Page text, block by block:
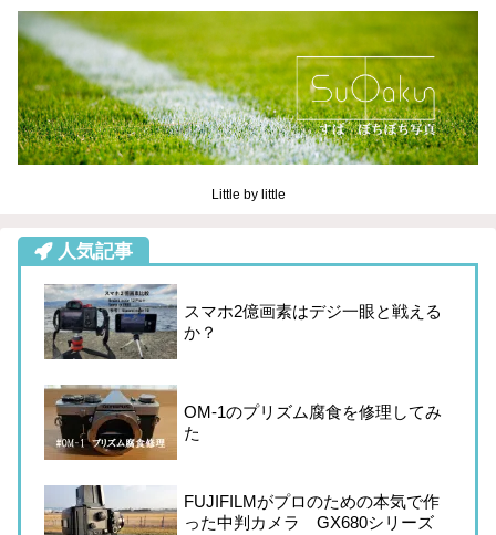
Little by little
人気記事
スマホ2億画素はデジ一眼と戦える
か？
OM-1のプリズム腐食を修理してみ
た
FUJIFILMがプロのための本気で作
った中判カメラ GX680シリーズ